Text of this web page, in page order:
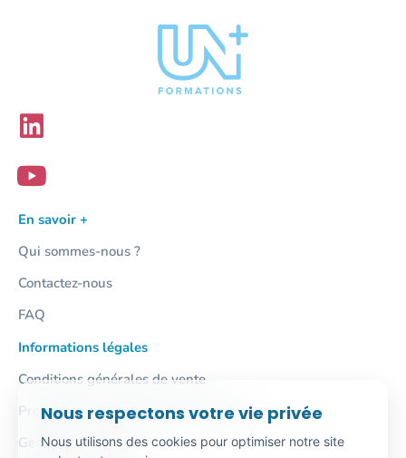
En savoir +
Qui sommes-nous ?
Contactez-nous
FAQ
Informations légales
Conditions générales de vente
Protection des données personnelles
Gestion des cookies
Nous respectons votre vie privée
Nous utilisons des cookies pour optimiser notre site